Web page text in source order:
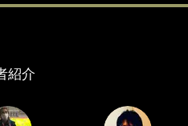
紹介